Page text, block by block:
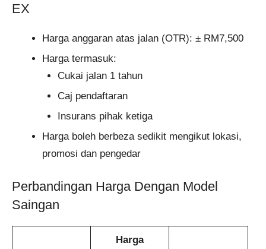
EX
Harga anggaran atas jalan (OTR): ± RM7,500
Harga termasuk:
Cukai jalan 1 tahun
Caj pendaftaran
Insurans pihak ketiga
Harga boleh berbeza sedikit mengikut lokasi,
promosi dan pengedar
Perbandingan Harga Dengan Model
Saingan
Harga